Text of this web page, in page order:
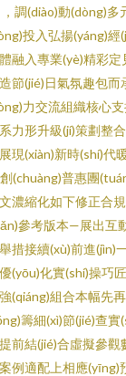
調(diào)動(dòng)多
投入弘揚(yáng)
融入專業(yè)精彩
節(jié)日氣氛趣包而
力交流組織核心
力形升級(jí)策劃整
現(xiàn)新時(shí)代
(chuàng)普惠團
濃縮化如下修正合
參考版本—展出互
措接續(xù)前進(jìn)
(yōu)化實(shí)操巧
(qiáng)組合本幅先
籌細(xì)節(jié)查實
前結(jié)合虛擬參
例適配上相應(yīng)